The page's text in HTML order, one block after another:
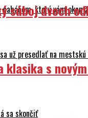
ktorý vám
sa už presedlať na
sa skončiť
súboj dvoch
klasika s